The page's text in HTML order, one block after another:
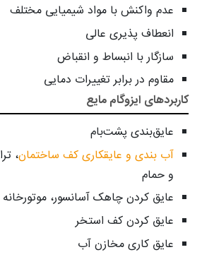
عدم واکنش با مواد شیمیایی مختلف
انعطاف پذیری عالی
سازگار با انبساط و انقباض
مقاوم در برابر تغییرات دمایی
کاربردهای ایزوگام مایع
عایق‌بندی پشت‌بام‌
آب بندی و عایقکاری کف ساختمان،
و حمام
عایق کردن چاهک آسانسور، موتورخانه
عایق کردن کف استخر
عایق کاری مخازن آب